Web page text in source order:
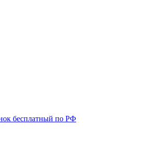
бесплатный по РФ